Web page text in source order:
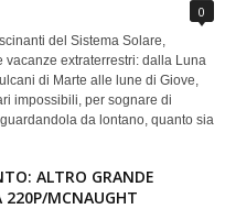
0
del Sistema Solare,
extraterrestri: dalla Luna
di Marte alle lune di Giove,
impossibili, per sognare di
da lontano, quanto sia
ALTRO GRANDE
220P/MCNAUGHT